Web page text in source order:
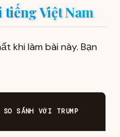
tiếng Việt Nam
khi làm bài này. Bạn
SO SÁNH VỚI TRUMP